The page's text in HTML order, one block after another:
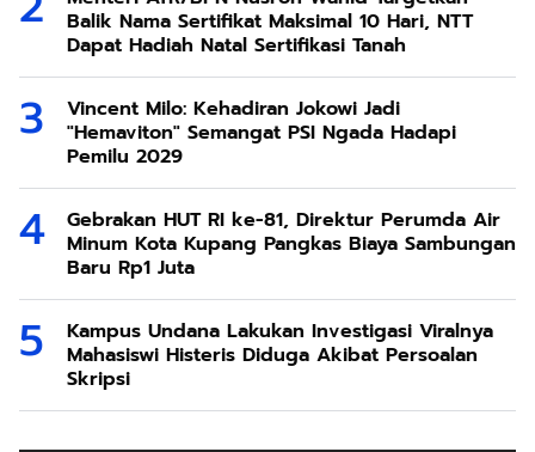
Balik Nama Sertifikat Maksimal 10 Hari, NTT
Dapat Hadiah Natal Sertifikasi Tanah
Vincent Milo: Kehadiran Jokowi Jadi
"Hemaviton" Semangat PSI Ngada Hadapi
Pemilu 2029
Gebrakan HUT RI ke-81, Direktur Perumda Air
Minum Kota Kupang Pangkas Biaya Sambungan
Baru Rp1 Juta
Kampus Undana Lakukan Investigasi Viralnya
Mahasiswi Histeris Diduga Akibat Persoalan
Skripsi